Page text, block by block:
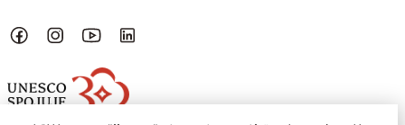
Náš FacebookGASK InstagramGASK YouTube kanál